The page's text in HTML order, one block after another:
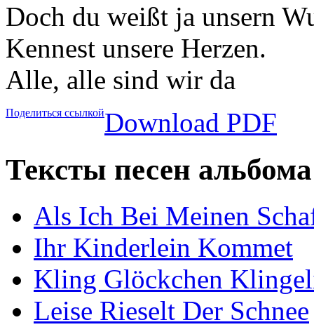
Doch du weißt ja unsern
Kennest unsere Herzen.
Alle, alle sind wir da
Поделиться ссылкойDownload PDF
Тексты песен
Als Ich Bei Meinen
Ihr Kinderlein Kommet
Kling Glöckchen
Leise Rieselt Der Schnee